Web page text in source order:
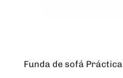
Funda de sofá